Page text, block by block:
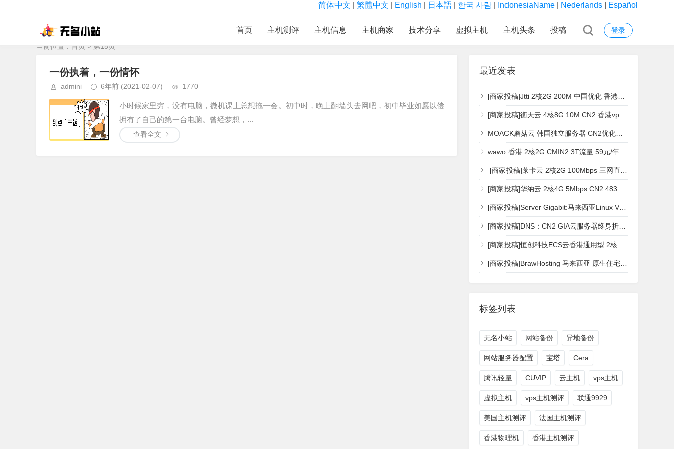
简体中文 繁體中文 English 日本語 한국 사람 IndonesiaName Nederlands Español
登录
首页 主机测评 主机信息 主机商家 技术分享 虚拟主机 主机头条 投稿
当前位置： 首页 > 第15页
一份执着，一份情怀
admini 6年前 (2021-02-07) 1770
小时候家里穷，没有电脑，微机课上总想拖一会。初中时，晚上翻墙头去网吧，初中毕业如愿以偿
拥有了自己的第一台电脑。曾经梦想，...
查看全文
最近发表
[商家投稿]Jtti 2核2G 200M 中国优化 香港vps [vps主机测评]
[商家投稿]衡天云 4核8G 10M CN2 香港vps [vps主机测评]
MOACK蘑菇云 韩国独立服务器 CN2优化线路 [独立服务器测评]
wawo 香港 2核2G CMIN2 3T流量 59元/年 香港vps [vps主机测评]
[商家投稿]莱卡云 2核2G 100Mbps 三网直连 日本大带宽服务器 日本vps [vps主机测评]
[商家投稿]华纳云 2核4G 5Mbps CN2 4837三网直连 日本vps [vps主机测评]
[商家投稿]Server Gigabit:马来西亚Linux VPS (限时优惠) 月付仅$7.59起，流媒体解锁、低延迟 1核1G 主机测评[vps主机测评]
[商家投稿]DNS：CN2 GIA云服务器终身折扣 限时最低享3折 2核4G 香港vps [vps主机测评]
[商家投稿]恒创科技ECS云香港通用型 2核4G 香港vps [vps主机测评]
[商家投稿]BrawHosting 马来西亚 原生住宅 IP VPS，仅 $9.99/月 4核8G 主机测评[vps主机测评]
标签列表
无名小站 网站备份 异地备份
网站服务器配置 宝塔 Cera
腾讯轻量 CUVIP 云主机 vps主机
虚拟主机 vps主机测评 联通9929
美国主机测评 法国主机测评
香港物理机 香港主机测评